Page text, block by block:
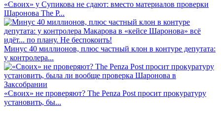
«Своих» у Супикова не сдают: вместо материалов проверки
Шаронова The P...
Минус 40 миллионов, плюс частный клон в контуре депутата:
у контролера...
«Своих» не проверяют? The Penza Post просит прокуратуру
установить, бы...